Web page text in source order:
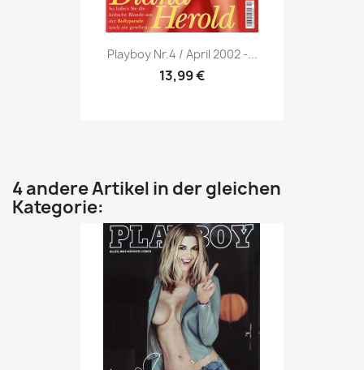
Vorschau
Playboy Nr.4 / April 2002 -...
13,99 €
4 andere Artikel in der gleichen
Kategorie: